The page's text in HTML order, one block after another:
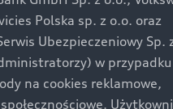
ustalenie ceny,
następują w umowie
technicznych zawiera
typu pojazdu.
zmian i pomyłek. Wszelkie
Polska sp. z o.o. oraz
Ubezpieczeniowy Sp.
w przypadku
na cookies reklamowe,